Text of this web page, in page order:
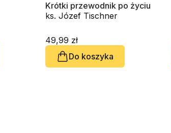
Krótki przewodnik po życiu
ks. Józef Tischner
49,99 zł
Do koszyka